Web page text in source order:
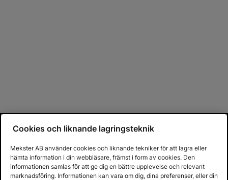
Cookies och liknande lagringsteknik
Mekster AB använder cookies och liknande tekniker för att lagra eller
hämta information i din webbläsare, främst i form av cookies. Den
informationen samlas för att ge dig en bättre upplevelse och relevant
marknadsföring. Informationen kan vara om dig, dina preferenser, eller din